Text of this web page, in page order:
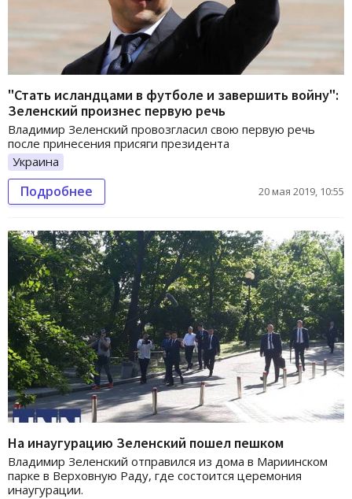
"Стать исландцами в футболе и завершить войну":
Зеленский произнес первую речь
Владимир Зеленский провозгласил свою первую речь
после принесения присяги президента
Украина
Подробнее 20 мая 2019, 10:55
На инаугурацию Зеленский пошел пешком
Владимир Зеленский отправился из дома в Мариинском
парке в Верховную Раду, где состоится церемония
инаугурации.